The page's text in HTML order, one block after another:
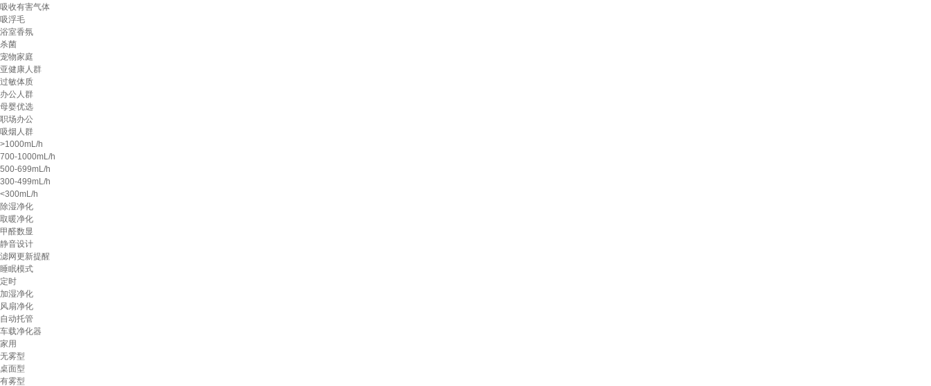
吸收有害气体
吸浮毛
浴室香氛
杀菌
宠物家庭
亚健康人群
过敏体质
办公人群
母婴优选
职场办公
吸烟人群
>1000mL/h
700-1000mL/h
500-699mL/h
300-499mL/h
<300mL/h
除湿净化
取暖净化
甲醛数显
静音设计
滤网更新提醒
睡眠模式
定时
加湿净化
风扇净化
自动托管
车载净化器
家用
无雾型
桌面型
有雾型